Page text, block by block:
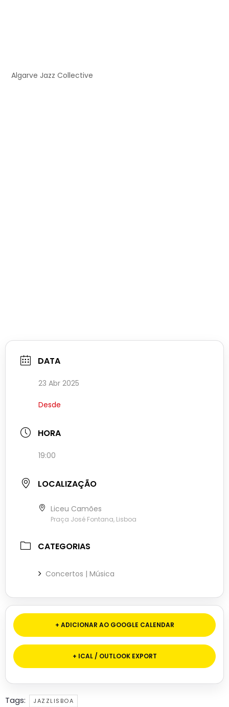
Algarve Jazz Collective
DATA
23 Abr 2025
Desde
HORA
19:00
LOCALIZAÇÃO
Liceu Camões
Praça José Fontana, Lisboa
CATEGORIAS
Concertos | Música
+ ADICIONAR AO GOOGLE CALENDAR
+ ICAL / OUTLOOK EXPORT
Tags: JAZZLISBOA